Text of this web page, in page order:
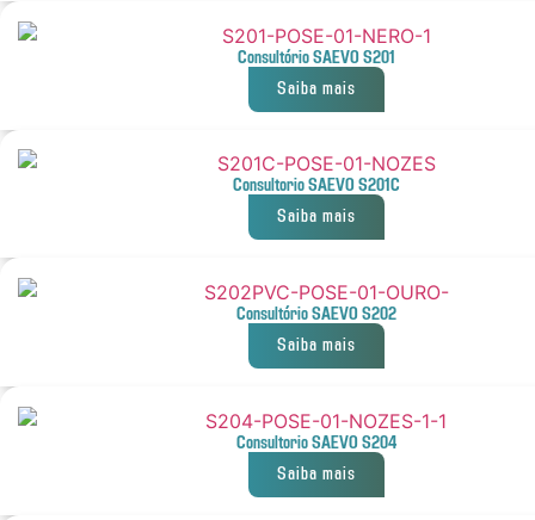
Consultório SAEVO S201
Saiba mais
Consultorio SAEVO S201C
Saiba mais
Consultório SAEVO S202
Saiba mais
Consultorio SAEVO S204
Saiba mais